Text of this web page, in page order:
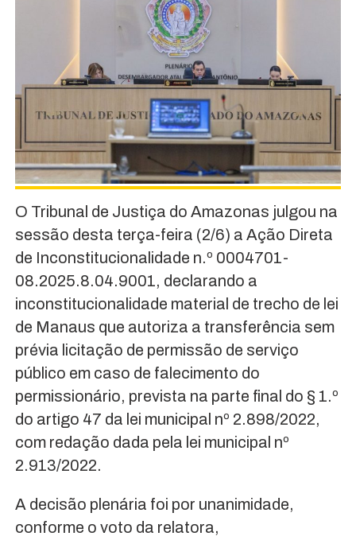
O Tribunal de Justiça do Amazonas julgou na
sessão desta terça-feira (2/6) a Ação Direta
de Inconstitucionalidade n.º 0004701-
08.2025.8.04.9001, declarando a
inconstitucionalidade material de trecho de lei
de Manaus que autoriza a transferência sem
prévia licitação de permissão de serviço
público em caso de falecimento do
permissionário, prevista na parte final do § 1.º
do artigo 47 da lei municipal nº 2.898/2022,
com redação dada pela lei municipal nº
2.913/2022.
A decisão plenária foi por unanimidade,
conforme o voto da relatora,